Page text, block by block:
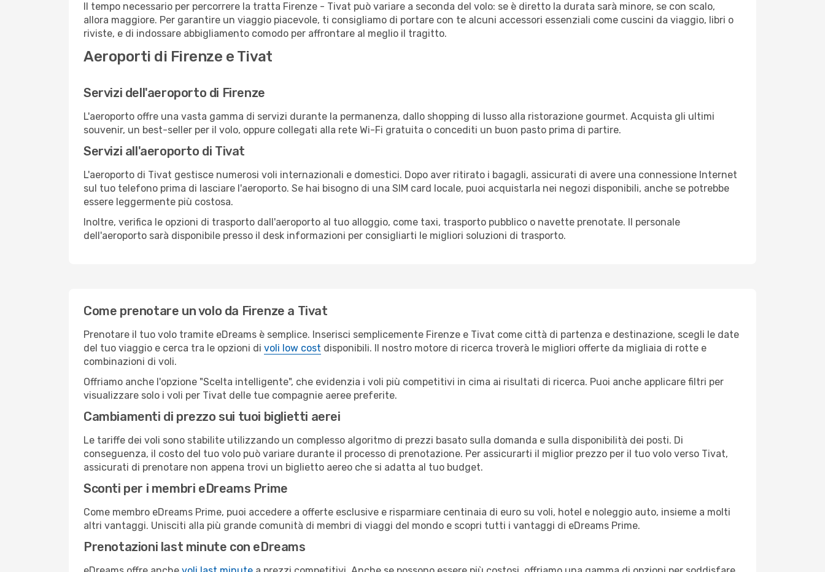
Il tempo necessario per percorrere la tratta Firenze - Tivat può variare a seconda del volo: se è diretto la durata sarà minore, se con scalo,
allora maggiore. Per garantire un viaggio piacevole, ti consigliamo di portare con te alcuni accessori essenziali come cuscini da viaggio, libri o
riviste, e di indossare abbigliamento comodo per affrontare al meglio il tragitto.
Aeroporti di Firenze e Tivat
Servizi dell'aeroporto di Firenze
L'aeroporto offre una vasta gamma di servizi durante la permanenza, dallo shopping di lusso alla ristorazione gourmet. Acquista gli ultimi
souvenir, un best-seller per il volo, oppure collegati alla rete Wi-Fi gratuita o concediti un buon pasto prima di partire.
Servizi all'aeroporto di Tivat
L'aeroporto di Tivat gestisce numerosi voli internazionali e domestici. Dopo aver ritirato i bagagli, assicurati di avere una connessione Internet
sul tuo telefono prima di lasciare l'aeroporto. Se hai bisogno di una SIM card locale, puoi acquistarla nei negozi disponibili, anche se potrebbe
essere leggermente più costosa.
Inoltre, verifica le opzioni di trasporto dall'aeroporto al tuo alloggio, come taxi, trasporto pubblico o navette prenotate. Il personale
dell'aeroporto sarà disponibile presso il desk informazioni per consigliarti le migliori soluzioni di trasporto.
Come prenotare un volo da Firenze a Tivat
Prenotare il tuo volo tramite eDreams è semplice. Inserisci semplicemente Firenze e Tivat come città di partenza e destinazione, scegli le date
del tuo viaggio e cerca tra le opzioni di voli low cost disponibili. Il nostro motore di ricerca troverà le migliori offerte da migliaia di rotte e
combinazioni di voli.
Offriamo anche l'opzione "Scelta intelligente", che evidenzia i voli più competitivi in cima ai risultati di ricerca. Puoi anche applicare filtri per
visualizzare solo i voli per Tivat delle tue compagnie aeree preferite.
Cambiamenti di prezzo sui tuoi biglietti aerei
Le tariffe dei voli sono stabilite utilizzando un complesso algoritmo di prezzi basato sulla domanda e sulla disponibilità dei posti. Di
conseguenza, il costo del tuo volo può variare durante il processo di prenotazione. Per assicurarti il miglior prezzo per il tuo volo verso Tivat,
assicurati di prenotare non appena trovi un biglietto aereo che si adatta al tuo budget.
Sconti per i membri eDreams Prime
Come membro eDreams Prime, puoi accedere a offerte esclusive e risparmiare centinaia di euro su voli, hotel e noleggio auto, insieme a molti
altri vantaggi. Unisciti alla più grande comunità di membri di viaggi del mondo e scopri tutti i vantaggi di eDreams Prime.
Prenotazioni last minute con eDreams